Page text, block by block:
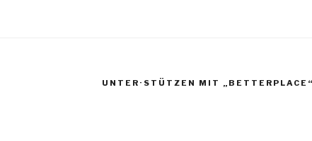
UNTER·STÜTZEN MIT „BETTERPLACE“